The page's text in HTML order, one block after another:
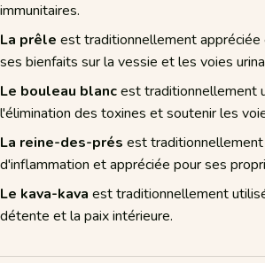
immunitaires.
La prêle est traditionnellement appréciée
ses bienfaits sur la vessie et les voies
Le bouleau blancest traditionnellement
l'élimination des toxines et soutenir les
La reine-des-prés est
d'inflammation et appréciée pour ses
Le kava-kava est traditionnellement
détente et la paix intérieure.